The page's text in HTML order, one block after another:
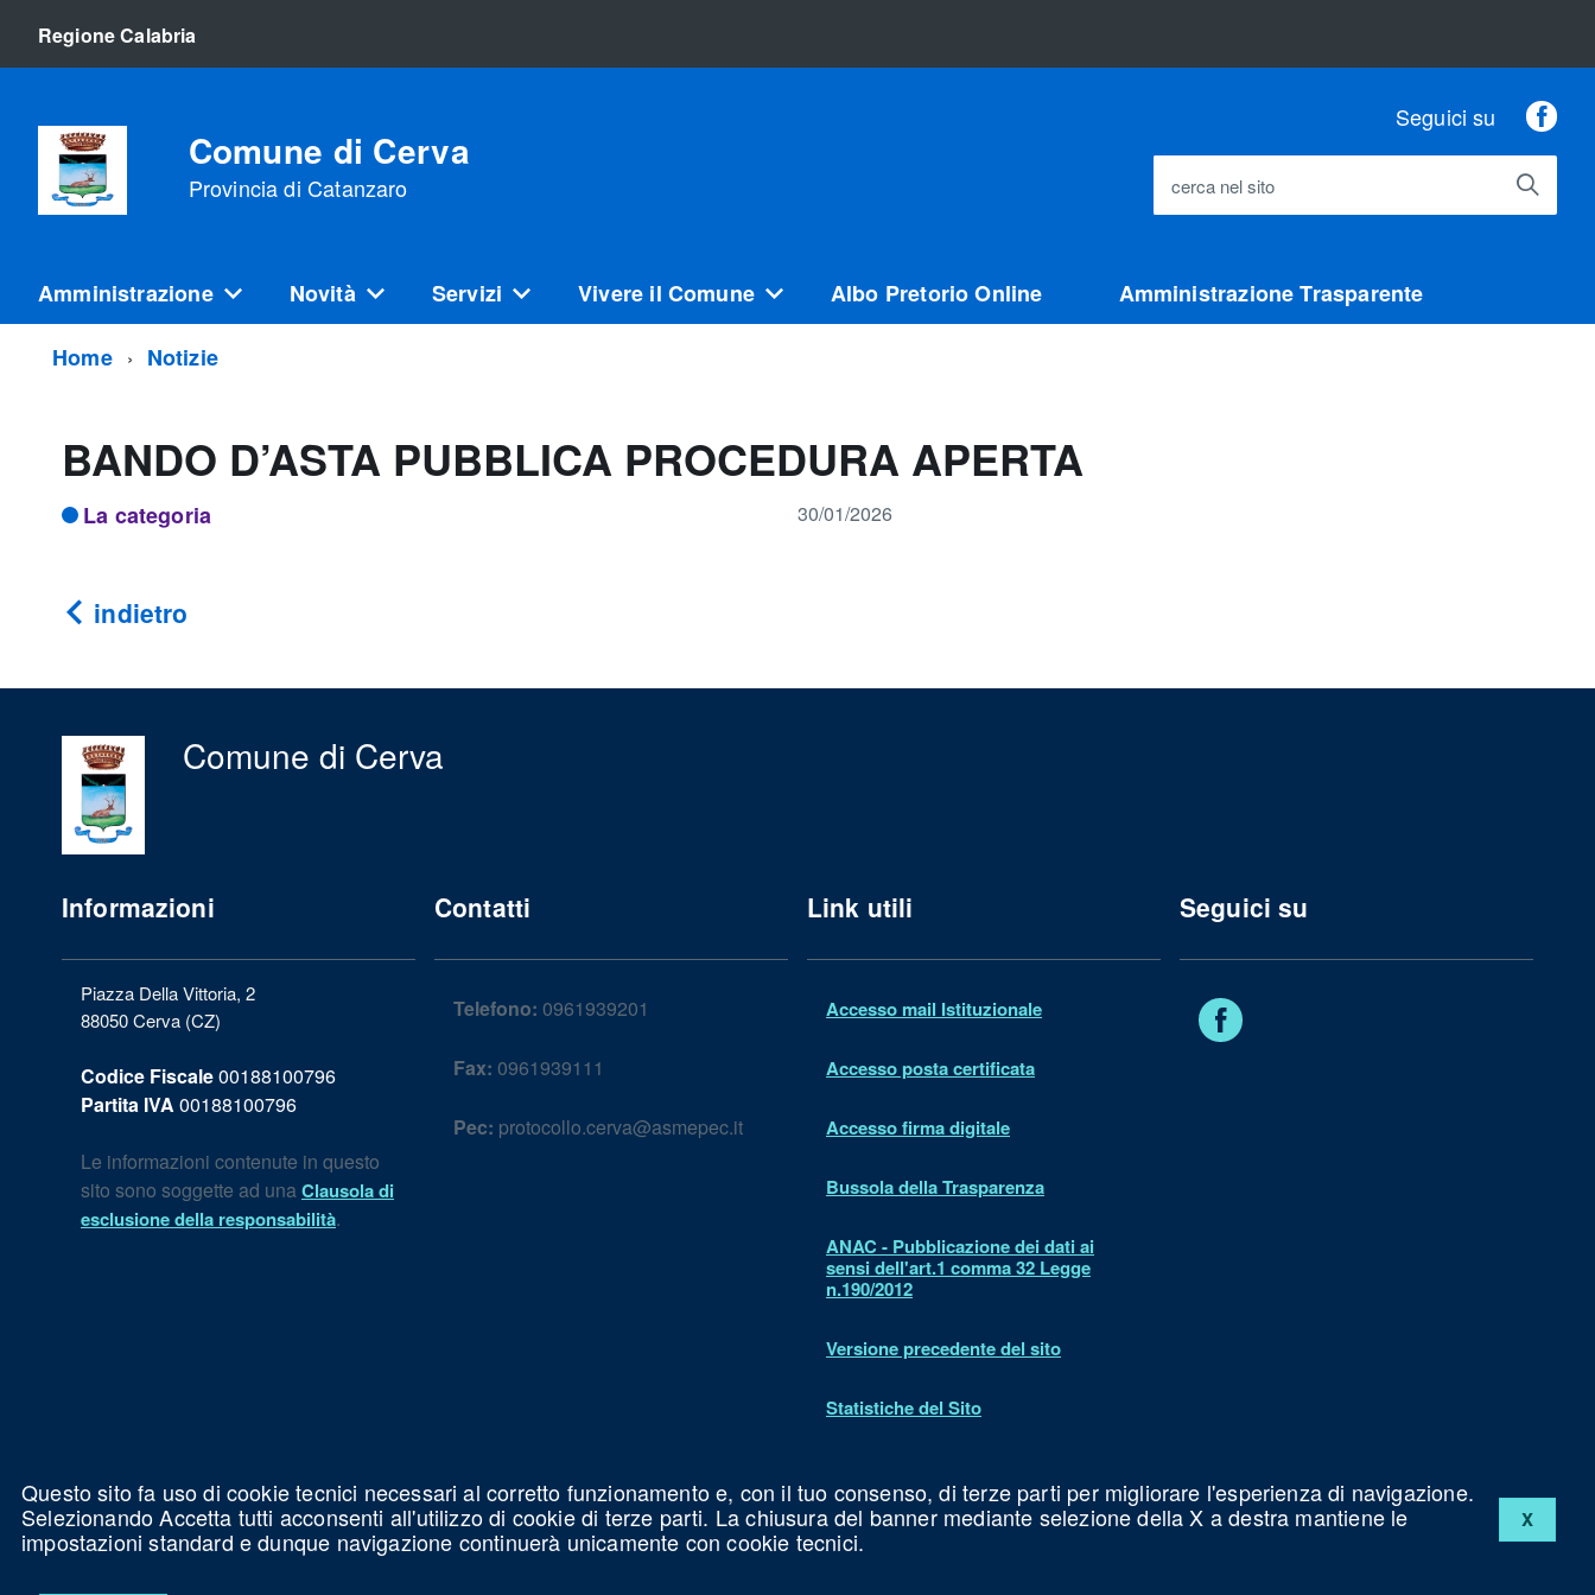
X
Questo sito fa uso di cookie tecnici necessari al corretto funzionamento e, con il tuo consenso, di terze parti per migliorare l'esperienza di navigazione.
Selezionando Accetta tutti acconsenti all'utilizzo di cookie di terze parti. La chiusura del banner mediante selezione della X a destra mantiene le
impostazioni standard e dunque navigazione continuerà unicamente con cookie tecnici.
Regione Calabria
Comune di Cerva
Provincia di Catanzaro
Seguici su
cerca nel sito
Amministrazione Novità Servizi Vivere il Comune Albo Pretorio Online Amministrazione Trasparente
Home Notizie
BANDO D’ASTA PUBBLICA PROCEDURA APERTA
La categoria 30/01/2026
indietro
Comune di Cerva
Informazioni
Piazza Della Vittoria, 2
88050 Cerva (CZ)
Codice Fiscale00188100796
Partita IVA 00188100796
Le informazioni contenute in questo
sito sono soggette ad unaClausola di
esclusione della responsabilità.
Contatti
Telefono: 0961939201
Fax: 0961939111
Pec: protocollo.cerva@asmepec.it
Link utili
Accesso mail Istituzionale
Accesso posta certificata
Accesso firma digitale
Bussola della Trasparenza
ANAC - Pubblicazione dei dati ai
sensi dell'art.1 comma 32 Legge
n.190/2012
Versione precedente del sito
Statistiche del Sito
Seguici su